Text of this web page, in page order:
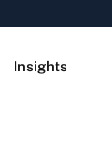
Insights